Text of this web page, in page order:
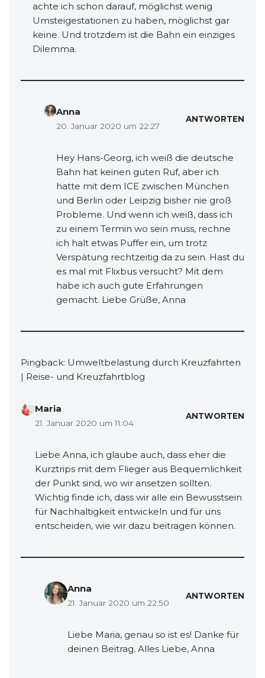
achte ich schon darauf, möglichst wenig
Umsteigestationen zu haben, möglichst gar
keine. Und trotzdem ist die Bahn ein einziges
Dilemma.
Anna
20. Januar 2020 um 22:27
ANTWORTEN
Hey Hans-Georg, ich weiß die deutsche
Bahn hat keinen guten Ruf, aber ich
hatte mit dem ICE zwischen München
und Berlin oder Leipzig bisher nie groß
Probleme. Und wenn ich weiß, dass ich
zu einem Termin wo sein muss, rechne
ich halt etwas Puffer ein, um trotz
Verspätung rechtzeitig da zu sein. Hast du
es mal mit Flixbus versucht? Mit dem
habe ich auch gute Erfahrungen
gemacht. Liebe Grüße, Anna
Pingback: Umweltbelastung durch Kreuzfahrten
| Reise- und Kreuzfahrtblog
Maria
21. Januar 2020 um 11:04
ANTWORTEN
Liebe Anna, ich glaube auch, dass eher die
Kurztrips mit dem Flieger aus Bequemlichkeit
der Punkt sind, wo wir ansetzen sollten.
Wichtig finde ich, dass wir alle ein Bewusstsein
für Nachhaltigkeit entwickeln und für uns
entscheiden, wie wir dazu beitragen können.
Anna
21. Januar 2020 um 22:50
ANTWORTEN
Liebe Maria, genau so ist es! Danke für
deinen Beitrag. Alles Liebe, Anna